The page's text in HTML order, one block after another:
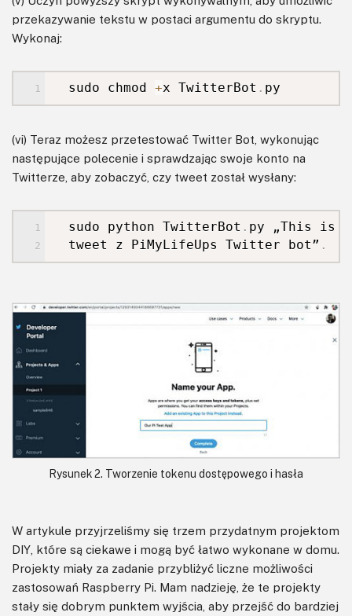
przekazywanie tekstu w postaci argumentu do skryptu.
Wykonaj:
sudo chmod +x TwitterBot . py
(vi) Teraz możesz przetestować Twitter Bot, wykonując
następujące polecenie i sprawdzając swoje konto na
Twitterze, aby zobaczyć, czy tweet został wysłany:
sudo python TwitterBot . py „This is
tweet z PiMyLifeUps Twitter bot” .
Rysunek 2. Tworzenie tokenu dostępowego i hasła
W artykule przyjrzeliśmy się trzem przydatnym projektom
DIY, które są ciekawe i mogą być łatwo wykonane w domu.
Projekty miały za zadanie przybliżyć liczne możliwości
zastosowań Raspberry Pi. Mam nadzieję, że te projekty
stały się dobrym punktem wyjścia, aby przejść do bardziej